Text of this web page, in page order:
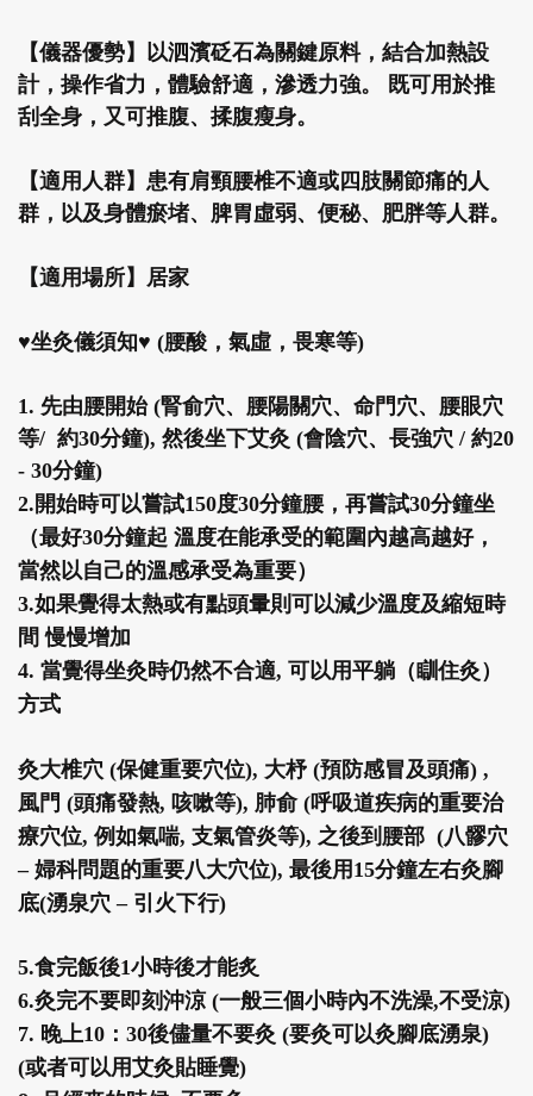
【儀器優勢】以泗濱砭石為關鍵原料，結合加熱設
計，操作省力，體驗舒適，滲透力強。 既可用於推
刮全身，又可推腹、揉腹瘦身。
【適用人群】患有肩頸腰椎不適或四肢關節痛的人
群，以及身體瘀堵、脾胃虛弱、便秘、肥胖等人群。
【適用場所】居家
♥坐灸儀須知♥ (腰酸，氣虛，畏寒等)
1. 先由腰開始 (腎俞穴、腰陽關穴、命門穴、腰眼穴
等/ 約30分鐘), 然後坐下艾灸 (會陰穴、長強穴 / 約20
- 30分鐘)
2.開始時可以嘗試150度30分鐘腰，再嘗試30分鐘坐
（最好30分鐘起 溫度在能承受的範圍內越高越好，
當然以自己的溫感承受為重要）
3.如果覺得太熱或有點頭暈則可以減少溫度及縮短時
間 慢慢增加
4. 當覺得坐灸時仍然不合適, 可以用平躺（瞓住灸）
方式
灸大椎穴 (保健重要穴位), 大杼 (預防感冒及頭痛) ,
風門 (頭痛發熱, 咳嗽等), 肺俞 (呼吸道疾病的重要治
療穴位, 例如氣喘, 支氣管炎等), 之後到腰部 (八髎穴
– 婦科問題的重要八大穴位), 最後用15分鐘左右灸腳
底(湧泉穴 – 引火下行)
5.食完飯後1小時後才能炙
6.灸完不要即刻沖涼 (一般三個小時內不洗澡,不受涼)
7. 晚上10：30後儘量不要灸 (要灸可以灸腳底湧泉)
(或者可以用艾灸貼睡覺)